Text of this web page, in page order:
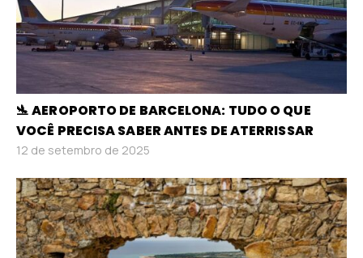
🛬 AEROPORTO DE BARCELONA: TUDO O QUE
VOCÊ PRECISA SABER ANTES DE ATERRISSAR
12 de setembro de 2025